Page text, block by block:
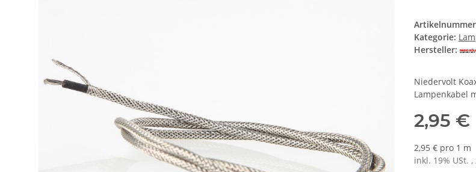
Kategorie:
Hersteller:
Niedervolt
Lampenkabel
2,95 €
2,95 € pro 1 m
inkl. 19% USt. ,